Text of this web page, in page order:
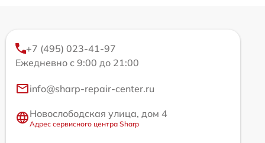
+7 (495) 023-41-97
Ежедневно с 9:00 до 21:00
info@sharp-repair-center.ru
Новослободская улица, дом 4
Адрес сервисного центра Sharp